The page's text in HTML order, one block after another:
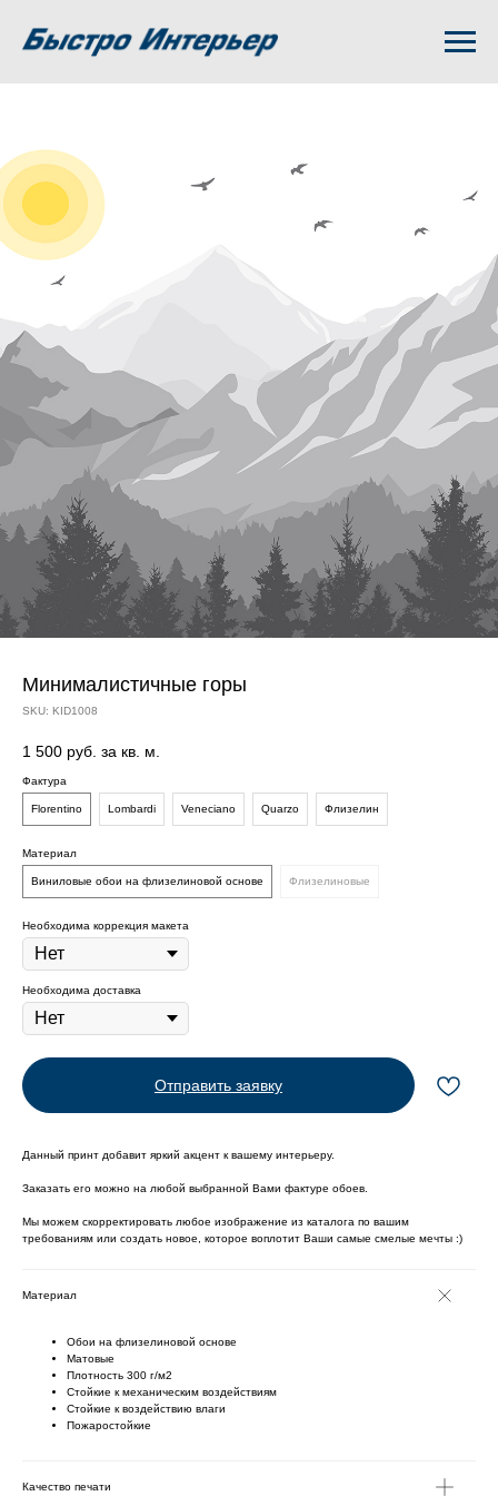
Минималистичные горы
SKU: KID1008
1 500 руб. за кв. м.
Фактура
Florentino Lombardi Veneciano Quarzo Флизелин
Материал
Виниловые обои на флизелиновой основе Флизелиновые
Необходима коррекция макета
Необходима доставка
Отправить заявку
Данный принт добавит яркий акцент к вашему интерьеру.
Заказать его можно на любой выбранной Вами фактуре обоев.
Мы можем скорректировать любое изображение из каталога по вашим
требованиям или создать новое, которое воплотит Ваши самые смелые мечты :)
Материал
Обои на флизелиновой основе
Матовые
Плотность 300 г/м2
Стойкие к механическим воздействиям
Cтойкие к воздействию влаги
Пожаростойкие
Качество печати